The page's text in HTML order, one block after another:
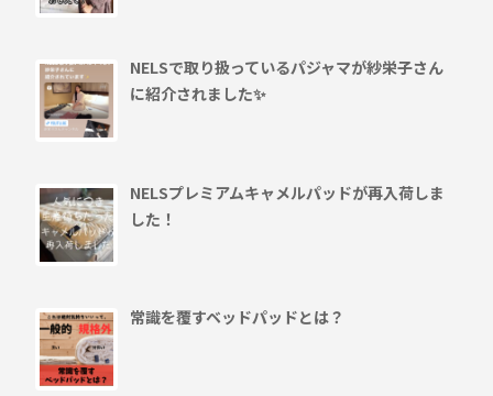
NELSで取り扱っているパジャマが紗栄子さん
に紹介されました✨
NELSプレミアムキャメルパッドが再入荷しま
した！
常識を覆すベッドパッドとは？